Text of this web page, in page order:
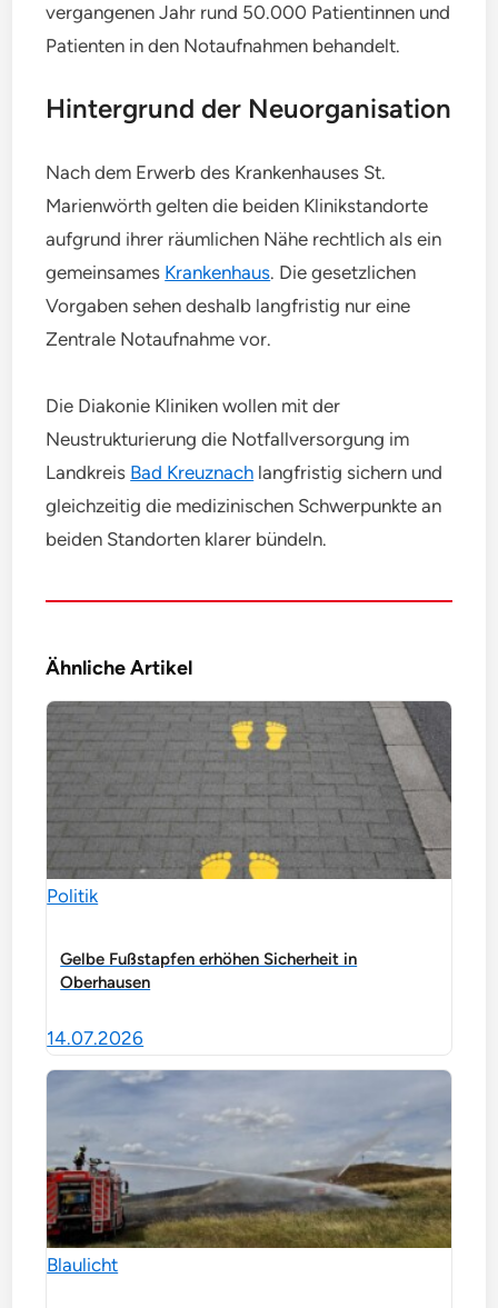
vergangenen Jahr rund 50.000 Patientinnen und
Patienten in den Notaufnahmen behandelt.
Hintergrund der Neuorganisation
Nach dem Erwerb des Krankenhauses St.
Marienwörth gelten die beiden Klinikstandorte
aufgrund ihrer räumlichen Nähe rechtlich als ein
gemeinsames Krankenhaus. Die gesetzlichen
Vorgaben sehen deshalb langfristig nur eine
Zentrale Notaufnahme vor.
Die Diakonie Kliniken wollen mit der
Neustrukturierung die Notfallversorgung im
Landkreis Bad Kreuznach langfristig sichern und
gleichzeitig die medizinischen Schwerpunkte an
beiden Standorten klarer bündeln.
Ähnliche Artikel
Politik
Gelbe Fußstapfen erhöhen Sicherheit in
Oberhausen
14.07.2026
Blaulicht